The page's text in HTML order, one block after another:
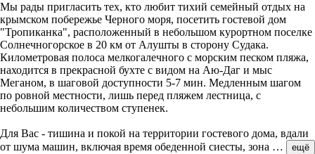
Мы рады пригласить тех, кто любит тихий семейный отдых на
крымском побережье Черного моря, посетить гостевой дом
"Тропиканка", расположенный в небольшом курортном поселке
Солнечногорское в 20 км от Алушты в сторону Судака.
Километровая полоса мелкогалечного с морским песком пляжа,
находится в прекрасной бухте с видом на Аю-Даг и мыс
Меганом, в шаговой доступности 5-7 мин. Медленным шагом
по ровной местности, лишь перед пляжем лестница, с
небольшим количеством ступенек.
Для Вас - тишина и покой на территории гостевого дома, вдали
от шума машин, включая время обеденной сиесты, зона … ещё